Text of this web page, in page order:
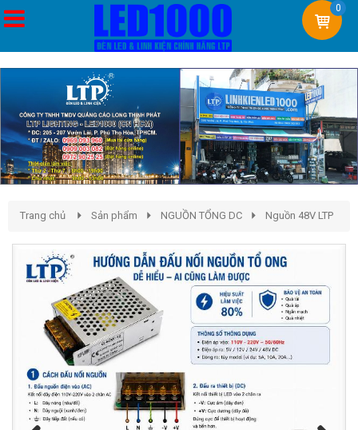
0
Trang chủ Sản phẩm NGUỒN TỔNG DC Nguồn 48V LTP